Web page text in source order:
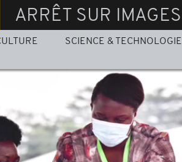
ARRÊT SUR IMAGES
SCIENCE & TECHNOLOGIE